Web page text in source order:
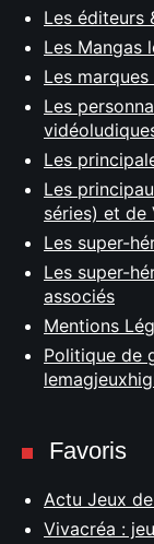
Les éditeurs
Les Mangas
Les
Les
Les
Les
séries) et de
Les super-
Les super-
associés
Mentions
Politique de
Favoris
Actu Jeux
Vivacréa :